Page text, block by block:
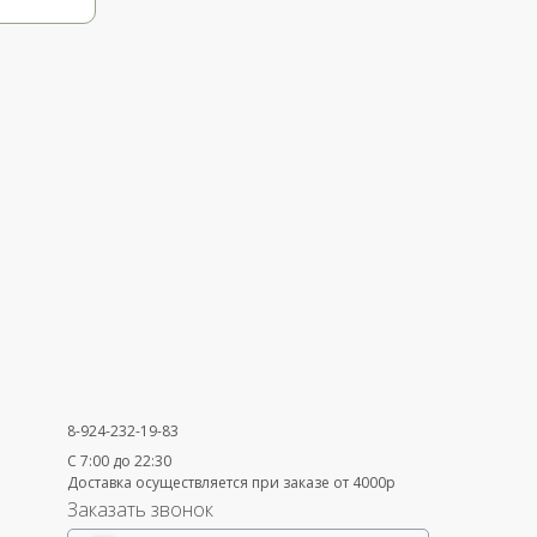
8-924-232-19-83
С 7:00 до 22:30
Доставка осуществляется при заказе от 4000р
Заказать звонок